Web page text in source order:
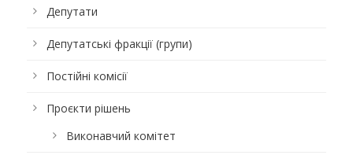
Депутати
Депутатські фракції (групи)
Постійні комісії
Проєкти рішень
Виконавчий комітет